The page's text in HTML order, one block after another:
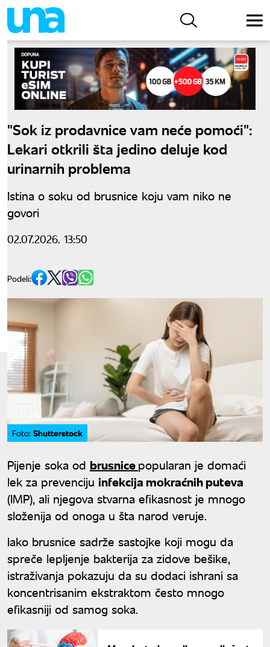
"Sok iz prodavnice vam neće pomoći":
Lekari otkrili šta jedino deluje kod
urinarnih problema
Istina o soku od brusnice koju vam niko ne
govori
02.07.2026. 13:50
Podeli:
Foto: Shutterstock
Pijenje soka od brusnicepopularan je domaći
lek za prevenciju infekcija mokraćnih puteva
(IMP), ali njegova stvarna efikasnost je mnogo
složenija od onoga u šta narod veruje.
Iako brusnice sadrže sastojke koji mogu da
spreče lepljenje bakterija za zidove bešike,
istraživanja pokazuju da su dodaci ishrani sa
koncentrisanim ekstraktom često mnogo
efikasniji od samog soka.